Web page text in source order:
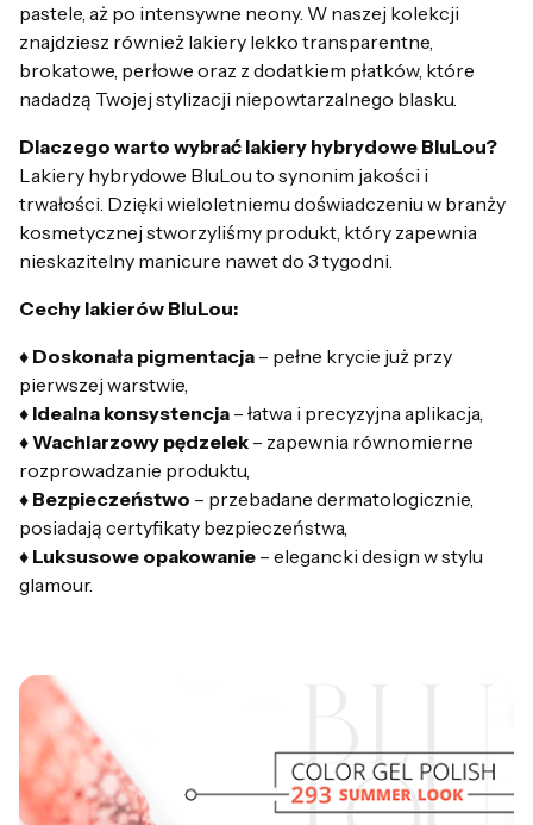
pastele, aż po intensywne neony. W naszej kolekcji
znajdziesz również lakiery lekko transparentne,
brokatowe, perłowe oraz z dodatkiem płatków, które
nadadzą Twojej stylizacji niepowtarzalnego blasku.
Dlaczego warto wybrać lakiery hybrydowe BluLou?
Lakiery hybrydowe BluLou to synonim jakości i
trwałości. Dzięki wieloletniemu doświadczeniu w branży
kosmetycznej stworzyliśmy produkt, który zapewnia
nieskazitelny manicure nawet do 3 tygodni.
Cechy lakierów BluLou:
♦ Doskonała pigmentacja – pełne krycie już przy
pierwszej warstwie,
♦ Idealna konsystencja – łatwa i precyzyjna aplikacja,
♦ Wachlarzowy pędzelek – zapewnia równomierne
rozprowadzanie produktu,
♦ Bezpieczeństwo – przebadane dermatologicznie,
posiadają certyfikaty bezpieczeństwa,
♦ Luksusowe opakowanie – elegancki design w stylu
glamour.